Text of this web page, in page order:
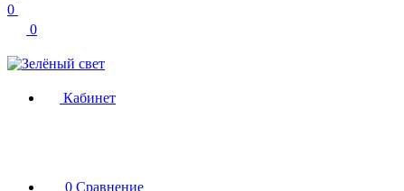
0
0
Кабинет
0 Сравнение